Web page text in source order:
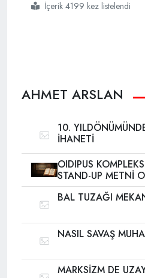
#fetö de
#çözülme
#belirtileri
İçerik 4199 kez listelendi
AHMET ARSLAN
10.
İHANETİ
OIDIPUS
STAND-UP METNİ
BAL TUZAĞI
NASIL SAVAŞ
MARKSİZM DE